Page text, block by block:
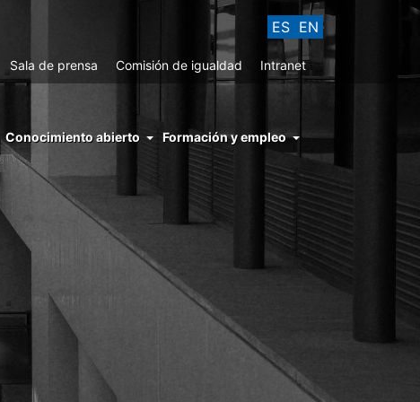
ES EN
Sala de prensa Comisión de igualdad Intranet
menu
right
cchs
conocimiento
abierto
Conocimiento abierto Formación y empleo